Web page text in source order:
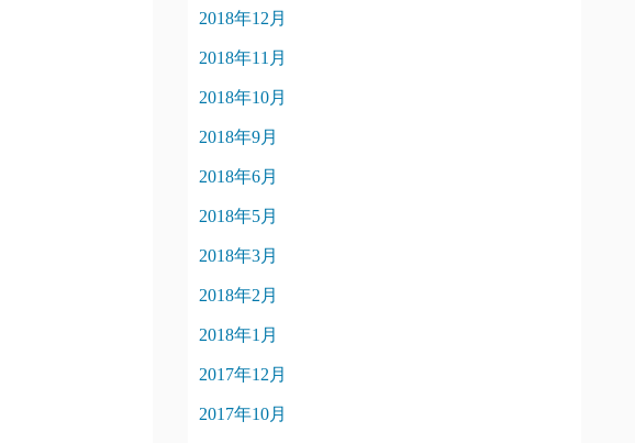
2018年12月
2018年11月
2018年10月
2018年9月
2018年6月
2018年5月
2018年3月
2018年2月
2018年1月
2017年12月
2017年10月